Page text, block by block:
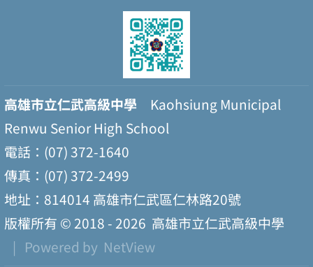
高雄市立仁武高級中學 Kaohsiung Municipal
Renwu Senior High School
電話：(07) 372-1640
傳真：(07) 372-2499
地址：814014 高雄市仁武區仁林路20號
版權所有 © 2018 - 2026 高雄市立仁武高級中學
| Powered by NetView